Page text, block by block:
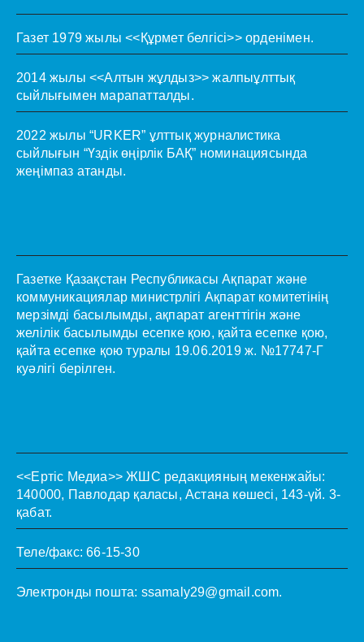
Газет 1979 жылы <<Құрмет белгісі>> орденімен.
2014 жылы <<Алтын жұлдыз>> жалпыұлттық
сыйлығымен марапатталды.
2022 жылы “URKER” ұлттық журналистика
сыйлығын “Үздік өңірлік БАҚ” номинациясында
жеңімпаз атанды.
Газетке Қазақстан Республикасы Ақпарат және
коммуникациялар министрлігі Ақпарат комитетінің
мерзімді басылымды, ақпарат агенттігін және
желілік басылымды есепке қою, қайта есепке қою,
қайта есепке қою туралы 19.06.2019 ж. №17747-Г
куәлігі берілген.
<<Ертіс Медиа>> ЖШС редакцияның мекенжайы:
140000, Павлодар қаласы, Астана көшесі, 143-үй. 3-
қабат.
Теле/факс: 66-15-30
Электронды пошта: ssamaly29@gmail.com.